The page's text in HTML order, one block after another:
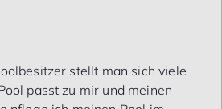
stellt man sich viele
passt zu mir und meinen